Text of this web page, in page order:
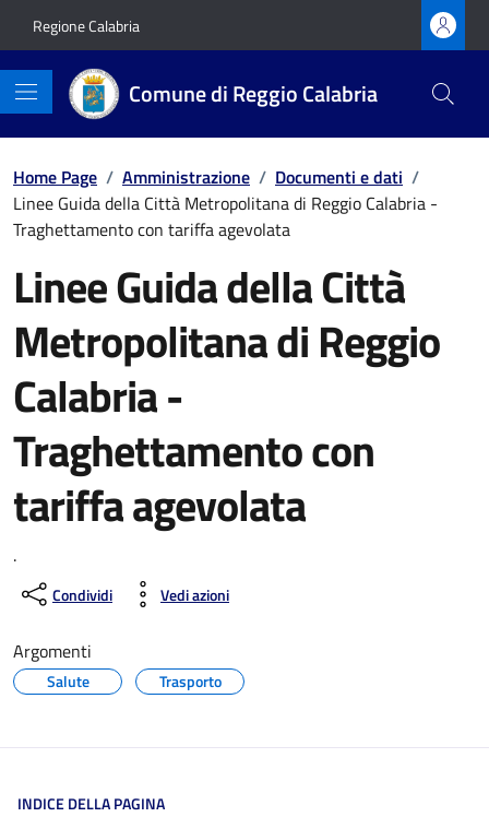
Regione Calabria
Comune di Reggio Calabria
Home Page / Amministrazione / Documenti e dati /
Linee Guida della Città Metropolitana di Reggio Calabria -
Traghettamento con tariffa agevolata
Linee Guida della Città
Metropolitana di Reggio
Calabria -
Traghettamento con
tariffa agevolata
.
Condividi Vedi azioni
Argomenti
Salute Trasporto
INDICE DELLA PAGINA